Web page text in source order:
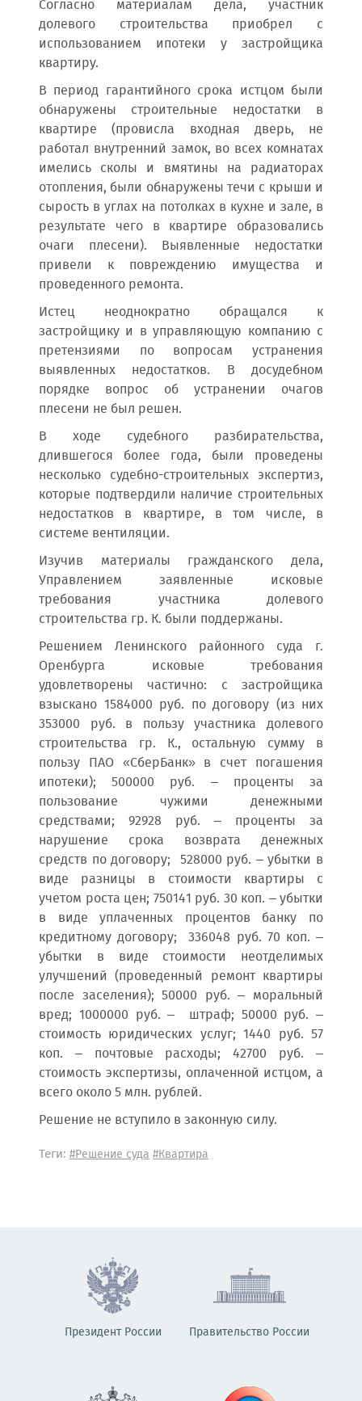
Согласно материалам дела, участник
долевого строительства приобрел с
использованием ипотеки у застройщика
квартиру.
В период гарантийного срока истцом были
обнаружены строительные недостатки в
квартире (провисла входная дверь, не
работал внутренний замок, во всех комнатах
имелись сколы и вмятины на радиаторах
отопления, были обнаружены течи с крыши и
сырость в углах на потолках в кухне и зале, в
результате чего в квартире образовались
очаги плесени). Выявленные недостатки
привели к повреждению имущества и
проведенного ремонта.
Истец неоднократно обращался к
застройщику и в управляющую компанию с
претензиями по вопросам устранения
выявленных недостатков. В досудебном
порядке вопрос об устранении очагов
плесени не был решен.
В ходе судебного разбирательства,
длившегося более года, были проведены
несколько судебно-строительных экспертиз,
которые подтвердили наличие строительных
недостатков в квартире, в том числе, в
системе вентиляции.
Изучив материалы гражданского дела,
Управлением заявленные исковые
требования участника долевого
строительства гр. К. были поддержаны.
Решением Ленинского районного суда г.
Оренбурга исковые требования
удовлетворены частично: с застройщика
взыскано 1584000 руб. по договору (из них
353000 руб. в пользу участника долевого
строительства гр. К., остальную сумму в
пользу ПАО «СберБанк» в счет погашения
ипотеки); 500000 руб. – проценты за
пользование чужими денежными
средствами; 92928 руб. – проценты за
нарушение срока возврата денежных
средств по договору; 528000 руб. – убытки в
виде разницы в стоимости квартиры с
учетом роста цен; 750141 руб. 30 коп. – убытки
в виде уплаченных процентов банку по
кредитному договору; 336048 руб. 70 коп. –
убытки в виде стоимости неотделимых
улучшений (проведенный ремонт квартиры
после заселения); 50000 руб. – моральный
вред; 1000000 руб. – штраф; 50000 руб. –
стоимость юридических услуг; 1440 руб. 57
коп. – почтовые расходы; 42700 руб. –
стоимость экспертизы, оплаченной истцом, а
всего около 5 млн. рублей.
Решение не вступило в законную силу.
Теги: #Решение суда#Квартира
Президент России Правительство России